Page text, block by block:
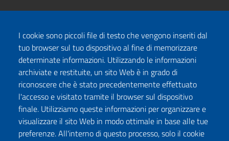
I cookie sono piccoli file di testo che vengono inseriti dal
tuo browser sul tuo dispositivo al fine di memorizzare
determinate informazioni. Utilizzando le informazioni
archiviate e restituite, un sito Web è in grado di
riconoscere che è stato precedentemente effettuato
l'accesso e visitato tramite il browser sul dispositivo
finale. Utilizziamo queste informazioni per organizzare e
visualizzare il sito Web in modo ottimale in base alle tue
preferenze. All'interno di questo processo, solo il cookie